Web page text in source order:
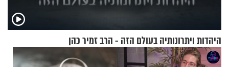
היהדות ויתרונותיה בעולם הזה - הרב זמיר כהן